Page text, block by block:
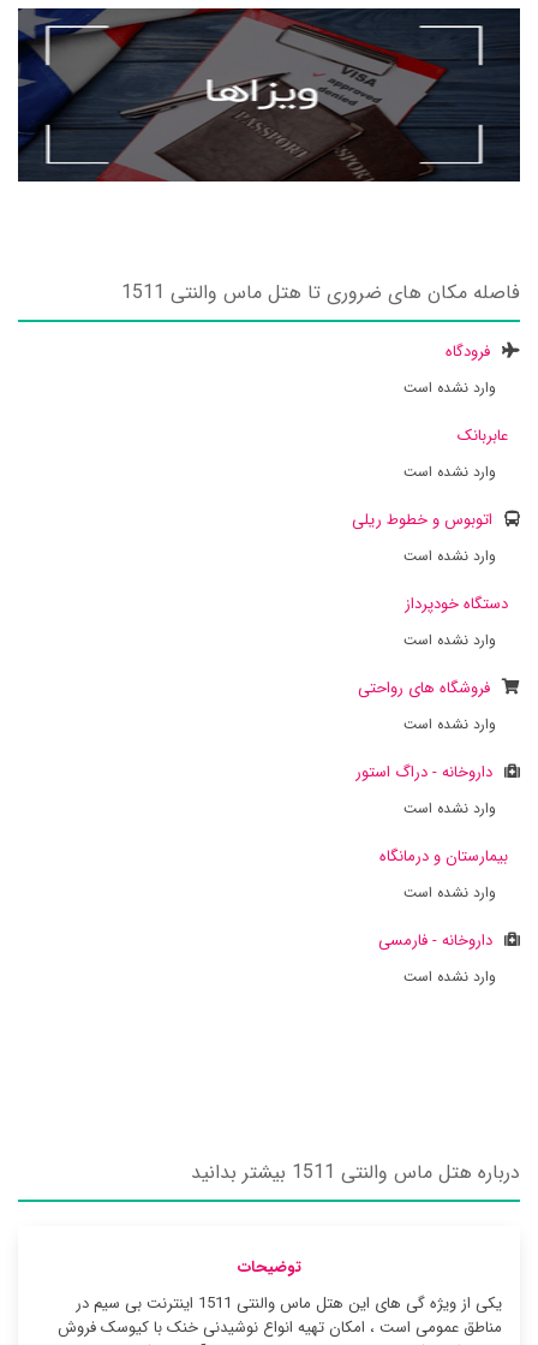
فاصله مکان های ضروری تا هتل ماس والنتی 1511
فرودگاه
وارد نشده است
عابربانک
وارد نشده است
اتوبوس و خطوط ریلی
وارد نشده است
دستگاه خودپرداز
وارد نشده است
فروشگاه های رواحتی
وارد نشده است
داروخانه - دراگ استور
وارد نشده است
بیمارستان و درمانگاه
وارد نشده است
داروخانه - فارمسی
وارد نشده است
درباره هتل ماس والنتی 1511 بیشتر بدانید
توضیحات
یکی از ویژه گی های این هتل ماس والنتی 1511 اینترنت بی سیم در
مناطق عمومی است ، امکان تهیه انواع نوشیدنی خنک با کیوسک فروش